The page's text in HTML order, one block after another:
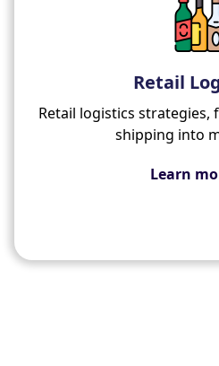
Retail
Retail logistics
shipping into
Learn